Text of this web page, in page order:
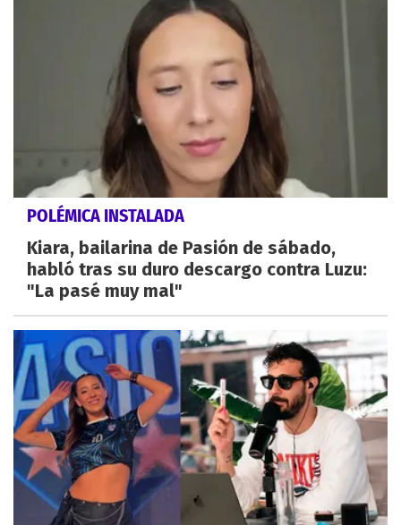
POLÉMICA INSTALADA
Kiara, bailarina de Pasión de sábado,
habló tras su duro descargo contra Luzu:
"La pasé muy mal"